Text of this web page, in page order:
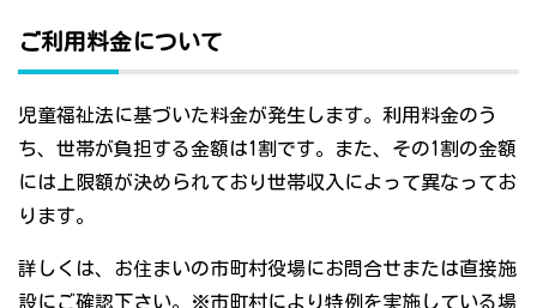
ご利用料金について
児童福祉法に基づいた料金が発生します。利用料金のう
ち、世帯が負担する金額は1割です。また、その1割の金額
には上限額が決められており世帯収入によって異なってお
ります。
詳しくは、お住まいの市町村役場にお問合せまたは直接施
設にご確認下さい。※市町村により特例を実施している場